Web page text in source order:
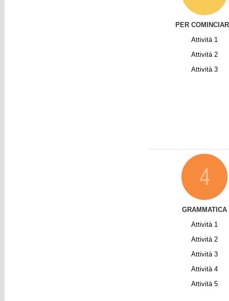
PER
Attività 1
Attività 2
Attività3
GRAMMATICA
Attività 1
Attività 2
Attività3
Attività4
Attività5